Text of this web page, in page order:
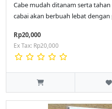
Cabe mudah ditanam serta
cabai akan berbuah lebat
Rp20,000
Ex Tax: Rp20,000